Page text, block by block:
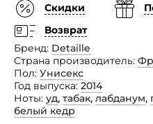
Скидки
Возврат
Бренд Detaille
Страна производитель
Пол Унисекс
Год выпуска 2014
Ноты уд, табак, лабданум,
белый кедр